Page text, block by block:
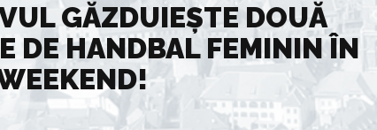
GĂZDUIEȘTE DOUĂ
DE HANDBAL FEMININ ÎN